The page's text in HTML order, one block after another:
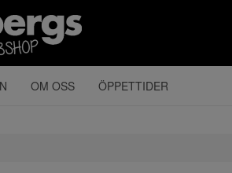
OM OSS ÖPPETTIDER